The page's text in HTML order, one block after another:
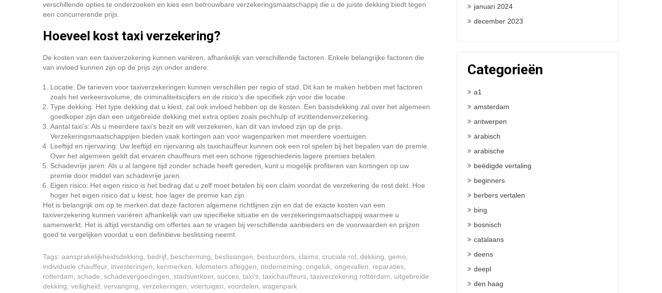
verschillende opties te onderzoeken en kies een betrouwbare verzekeringsmaatschappij die u de juiste dekking biedt tegen
een concurrerende prijs.
Hoeveel kost taxi verzekering?
De kosten van een taxiverzekering kunnen variëren, afhankelijk van verschillende factoren. Enkele belangrijke factoren die
van invloed kunnen zijn op de prijs zijn onder andere:
Locatie: De tarieven voor taxiverzekeringen kunnen verschillen per regio of stad. Dit kan te maken hebben met factoren
zoals het verkeersvolume, de criminaliteitscijfers en de risico’s die specifiek zijn voor die locatie.
Type dekking: Het type dekking dat u kiest, zal ook invloed hebben op de kosten. Een basisdekking zal over het algemeen
goedkoper zijn dan een uitgebreide dekking met extra opties zoals pechhulp of inzittendenverzekering.
Aantal taxi’s: Als u meerdere taxi’s bezit en wilt verzekeren, kan dit van invloed zijn op de prijs.
Verzekeringsmaatschappijen bieden vaak kortingen aan voor wagenparken met meerdere voertuigen.
Leeftijd en rijervaring: Uw leeftijd en rijervaring als taxichauffeur kunnen ook een rol spelen bij het bepalen van de premie.
Over het algemeen geldt dat ervaren chauffeurs met een schone rijgeschiedenis lagere premies betalen.
Schadevrije jaren: Als u al langere tijd zonder schade heeft gereden, kunt u mogelijk profiteren van kortingen op uw
premie door middel van schadevrije jaren.
Eigen risico: Het eigen risico is het bedrag dat u zelf moet betalen bij een claim voordat de verzekering de rest dekt. Hoe
hoger het eigen risico dat u kiest, hoe lager de premie kan zijn.
Het is belangrijk om op te merken dat deze factoren algemene richtlijnen zijn en dat de exacte kosten van een
taxiverzekering kunnen variëren afhankelijk van uw specifieke situatie en de verzekeringsmaatschappij waarmee u
samenwerkt. Het is altijd verstandig om offertes aan te vragen bij verschillende aanbieders en de voorwaarden en prijzen
goed te vergelijken voordat u een definitieve beslissing neemt.
Tags: aansprakelijkheidsdekking bedrijf bescherming beslissingen bestuurders claims cruciale rol dekking gemo
individuele chauffeur, investeringen kenmerken kilometers afleggen onderneming ongeluk ongevallen reparaties
rotterdam schade schadevergoedingen stadsverkeer, succes taxi's taxichauffeurs taxiverzekering rotterdam
uitgebreide
dekking veiligheid vervanging verzekeringen voertuigen voordelen wagenpark
januari 2024
december 2023
Categorieën
a1
amsterdam
antwerpen
arabisch
arabische
beëdigde vertaling
beginners
berbers vertalen
bing
bosnisch
catalaans
deens
deepl
den haag